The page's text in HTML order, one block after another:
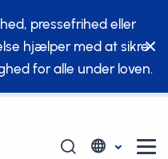
pressefrihed eller
hjælper med at sikre
for alle under loven.